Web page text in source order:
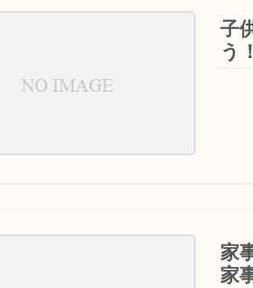
子
う
家
家